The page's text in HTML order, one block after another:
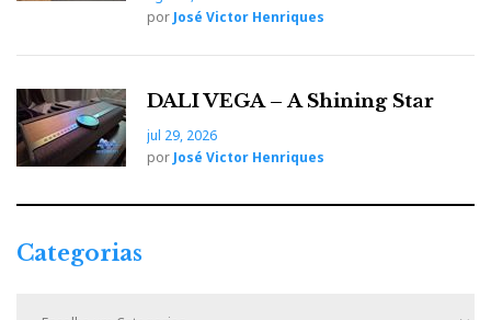
porque está sempre ligada à corrente mas o DAC
recebe a alimentação directamente das baterias.
Também mostraram um conversor USB.
por José Victor Henriques
DALI VEGA – A Shining Star
jul 29, 2026
por José Victor Henriques
Categorias